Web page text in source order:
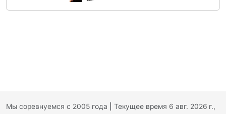
Мы соревнуемся с 2005 года Текущее время 6 авг. 2026 г.,